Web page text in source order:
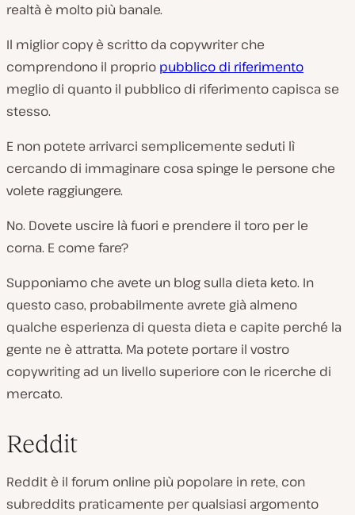
realtà è molto più banale.
Il miglior copy è scritto da copywriter che
comprendono il proprio pubblico di riferimento
meglio di quanto il pubblico di riferimento capisca se
stesso.
E non potete arrivarci semplicemente seduti lì
cercando di immaginare cosa spinge le persone che
volete raggiungere.
No. Dovete uscire là fuori e prendere il toro per le
corna. E come fare?
Supponiamo che avete un blog sulla dieta keto. In
questo caso, probabilmente avrete già almeno
qualche esperienza di questa dieta e capite perché la
gente ne è attratta. Ma potete portare il vostro
copywriting ad un livello superiore con le ricerche di
mercato.
Reddit
Reddit è il forum online più popolare in rete, con
subreddits praticamente per qualsiasi argomento